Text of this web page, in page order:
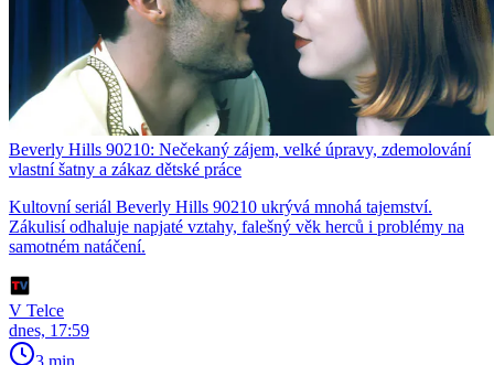
Beverly Hills 90210: Nečekaný zájem, velké úpravy, zdemolování
vlastní šatny a zákaz dětské práce
Kultovní seriál Beverly Hills 90210 ukrývá mnohá tajemství.
Zákulisí odhaluje napjaté vztahy, falešný věk herců i problémy na
samotném natáčení.
V Telce
dnes, 17:59